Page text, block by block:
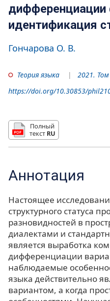
дифференциации
идентификация
Гончарова О. В.
Теория языка
2021.
https://doi.org/10.30853/
Полный
текст RU
Аннотация
Настоящее
структурного статуса
разновидностей в
диалектами и
является выработка
дифференциации
наблюдаемые
языка действительно
вариантом, а когда